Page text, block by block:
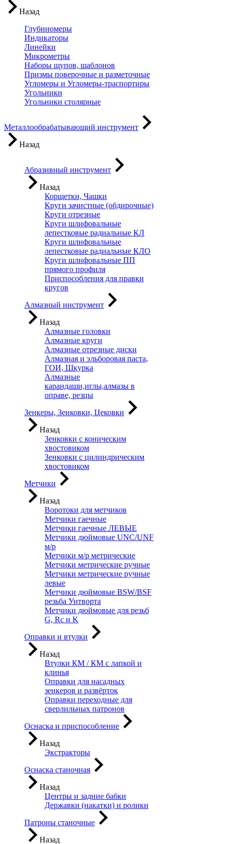
Назад
Глубиномеры
Индикаторы
Линейки
Микрометры
Наборы щупов, шаблонов
Призмы поверочные и разметочные
Угломеры и Угломеры-траспортиры
Угольники
Угольники столярные
Металлообрабатывающий инструмент
Назад
Абразивный инструмент
Назад
Корщетки, Чашки
Круги зачистные (обдирочные)
Круги отрезные
Круги шлифовальные
лепестковые радиальные КЛ
Круги шлифовальные
лепестковые радиальные КЛО
Круги шлифовальные ПП
прямого профиля
Приспособления для правки
кругов
Алмазный инструмент
Назад
Алмазные головки
Алмазные круги
Алмазные отрезные диски
Алмазная и эльборовая паста,
ГОИ, Шкурка
Алмазные
карандаши,иглы,алмазы в
оправе, резцы
Зенкеры, Зенковки, Цековки
Назад
Зенковки с коническим
хвостовиком
Зенковки с цилиндрическим
хвостовиком
Метчики
Назад
Воротоки для метчиков
Метчики гаечные
Метчики гаечные ЛЕВЫЕ
Метчики дюймовые UNC/UNF
м/р
Метчики м/р метрические
Метчики метрические ручные
Метчики метрические ручные
левые
Метчики дюймовые BSW/BSF
резьба Уитворта
Метчики дюймовые для резьб
G, Rc и K
Оправки и втулки
Назад
Втулки КМ / КМ с лапкой и
клинья
Оправки для насадных
зенкеров и развёрток
Оправки переходные для
сверлильных патронов
Оснаска и приспособление
Назад
Экстракторы
Оснаска станочная
Назад
Центры и задние бабки
Державки (накатки) и ролики
Патроны станочные
Назад